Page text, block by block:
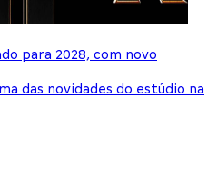
para 2028, com novo
das novidades do estúdio na